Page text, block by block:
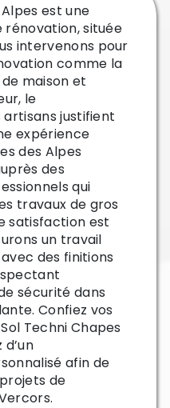
située
intervenons pour
comme la
maison et
le
justifient
expérience
des Alpes
des
qui
travaux de gros
satisfaction est
un travail
des finitions
sécurité dans
Confiez vos
Techni Chapes
afin de
de